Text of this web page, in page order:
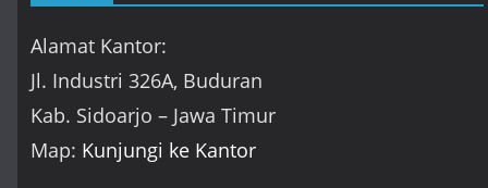
Alamat Kantor:
Jl. Industri 326A, Buduran
Kab. Sidoarjo – Jawa Timur
Map: Kunjungi ke Kantor